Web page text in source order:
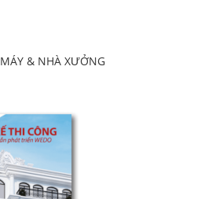
& NHÀ XƯỞNG